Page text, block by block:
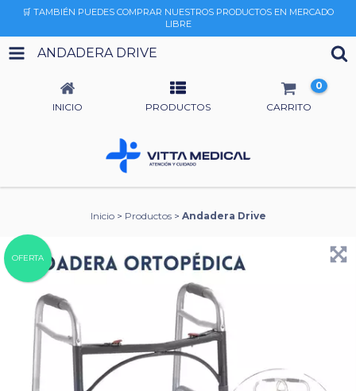
🛒 TAMBIÉN PUEDES COMPRAR NUESTROS PRODUCTOS EN MERCADO
LIBRE
ANDADERA DRIVE
INICIO PRODUCTOS CARRITO
0
Inicio > Productos > Andadera Drive
OFERTA